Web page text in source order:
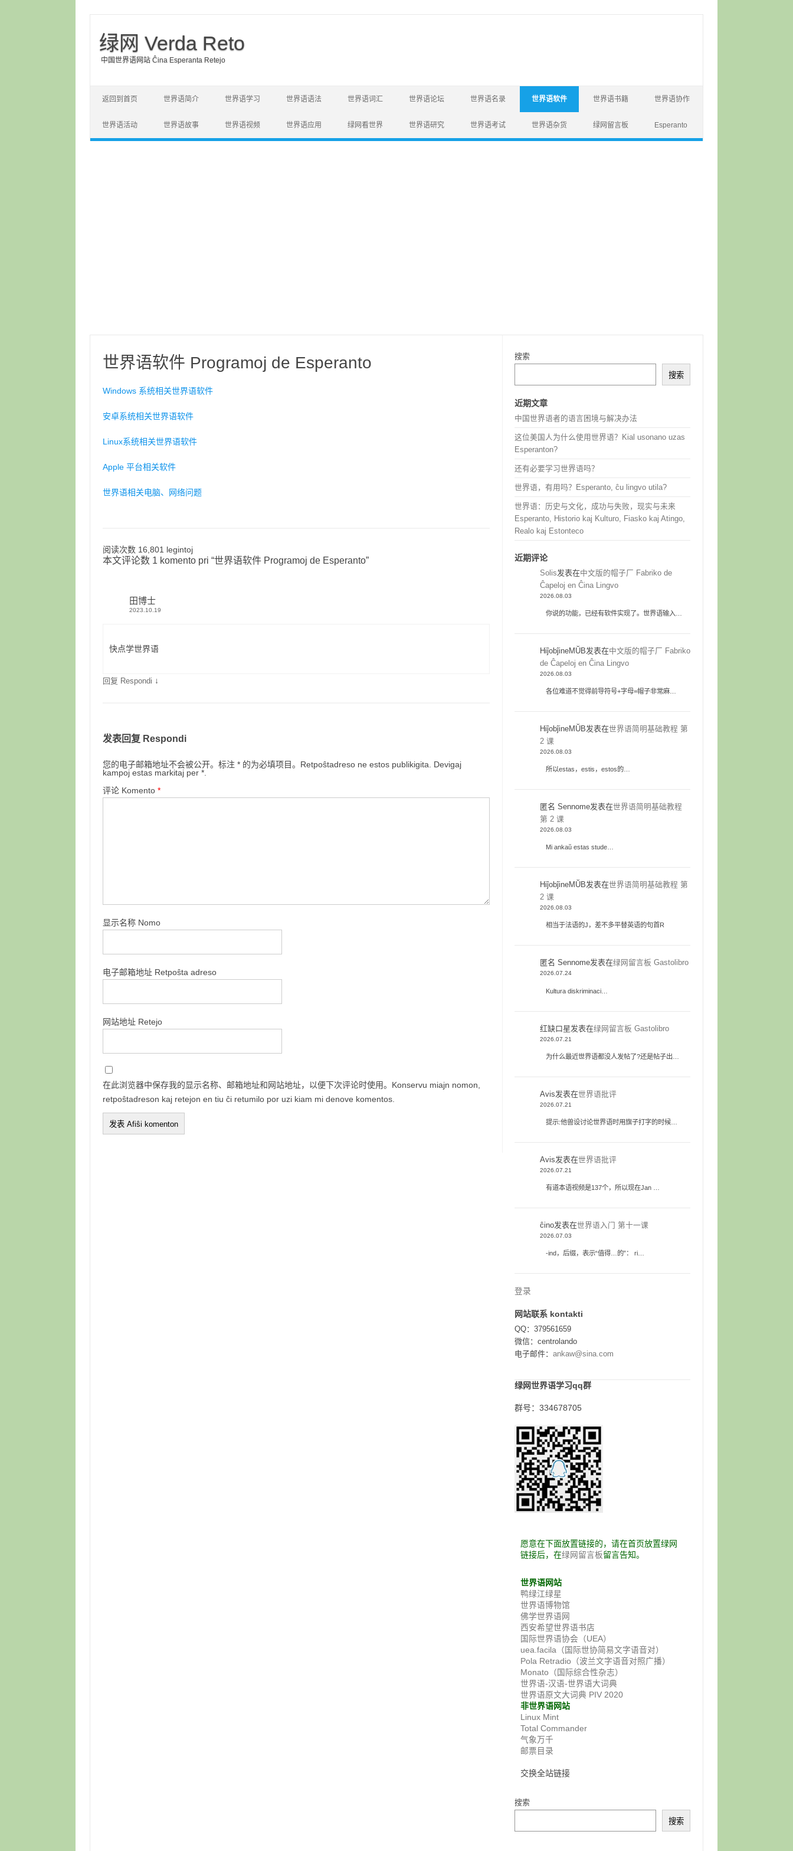
绿网 Verda Reto
中国世界语网站 Ĉina Esperanta Retejo
返回到首页 世界语简介 世界语学习 世界语语法 世界语词汇 世界语论坛 世界语名录 世界语软件 世界语书籍 世界语协作
世界语活动 世界语故事 世界语视频 世界语应用 绿网看世界 世界语研究 世界语考试 世界语杂货 绿网留言板 Esperanto
世界语软件 Programoj de Esperanto
Windows 系统相关世界语软件
安卓系统相关世界语软件
Linux系统相关世界语软件
Apple 平台相关软件
世界语相关电脑、网络问题
阅读次数 16,801 legintoj
本文评论数 1 komento pri “世界语软件 Programoj de Esperanto”
田博士
2023.10.19
快点学世界语
回复 Respondi ↓
发表回复 Respondi
您的电子邮箱地址不会被公开。标注 * 的为必填项目。Retpoŝtadreso ne estos publikigita. Devigaj
kampoj estas markitaj per *.
评论 Komento *
显示名称 Nomo
电子邮箱地址 Retpoŝta adreso
网站地址 Retejo
在此浏览器中保存我的显示名称、邮箱地址和网站地址，以便下次评论时使用。Konservu miajn nomon,
retpoŝtadreson kaj retejon en tiu ĉi retumilo por uzi kiam mi denove komentos.
搜索
搜索
近期文章
中国世界语者的语言困境与解决办法
这位美国人为什么使用世界语？Kial usonano uzas
Esperanton?
还有必要学习世界语吗？
世界语，有用吗？Esperanto, ĉu lingvo utila?
世界语：历史与文化，成功与失败，现实与未来
Esperanto, Historio kaj Kulturo, Fiasko kaj Atingo,
Realo kaj Estonteco
近期评论
Solis发表在中文版的帽子厂 Fabriko de
Ĉapeloj en Ĉina Lingvo
2026.08.03
你说的功能，已经有软件实现了。世界语输入…
HiĵobĵineMŬB发表在中文版的帽子厂 Fabriko
de Ĉapeloj en Ĉina Lingvo
2026.08.03
各位难道不觉得前导符号+字母=帽子非常麻…
HiĵobĵineMŬB发表在世界语简明基础教程 第
2 课
2026.08.03
所以estas，estis，estos的…
匿名 Sennome发表在世界语简明基础教程
第 2 课
2026.08.03
Mi ankaŭ estas stude…
HiĵobĵineMŬB发表在世界语简明基础教程 第
2 课
2026.08.03
相当于法语的J，差不多平替英语的句首R
匿名 Sennome发表在绿网留言板 Gastolibro
2026.07.24
Kultura diskriminaci…
红缺口星发表在绿网留言板 Gastolibro
2026.07.21
为什么最近世界语都没人发帖了?还是帖子出…
Avis发表在世界语批评
2026.07.21
提示:他兽设讨论世界语时用旗子打字的时候…
Avis发表在世界语批评
2026.07.21
有道本语视频是137个，所以现在Jan …
ĉino发表在世界语入门 第十一课
2026.07.03
-ind，后缀，表示“值得…的”： ri…
登录
网站联系 kontakti
QQ：379561659
微信：centrolando
电子邮件：ankaw@sina.com
绿网世界语学习qq群
群号：334678705
愿意在下面放置链接的，请在首页放置绿网
链接后，在绿网留言板留言告知。
世界语网站
鸭绿江绿星
世界语博物馆
佛学世界语网
西安希望世界语书店
国际世界语协会（UEA）
uea.facila（国际世协简易文字语音对）
Pola Retradio（波兰文字语音对照广播）
Monato（国际综合性杂志）
世界语-汉语-世界语大词典
世界语原文大词典 PIV 2020
非世界语网站
Linux Mint
Total Commander
气象万千
邮票目录
交换全站链接
搜索
搜索